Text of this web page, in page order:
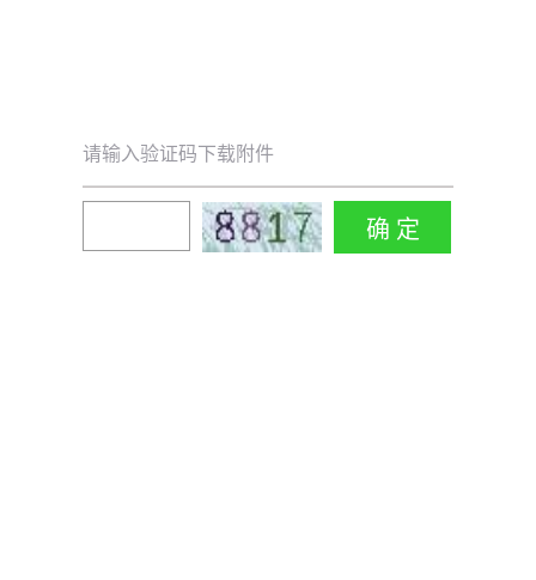
请输入验证码下载附件